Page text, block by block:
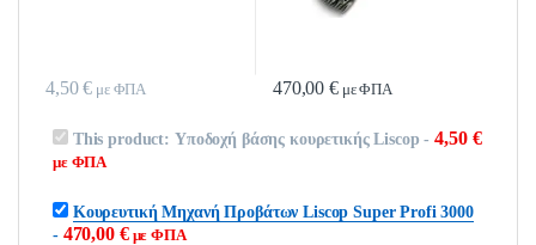
4,50€ με ΦΠΑ 470,00€με ΦΠΑ
This product: Υποδοχή βάσης κουρετικής Liscop -4,50 €
με ΦΠΑ
Κουρευτική Μηχανή Προβάτων Liscop Super Profi 3000
- 470,00 €με ΦΠΑ